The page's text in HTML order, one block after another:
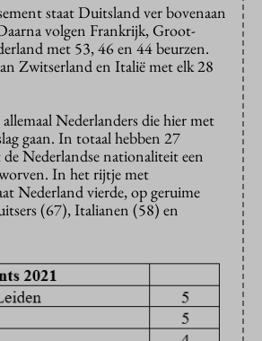
staat Duitsland ver bovenaan
volgen Frankrijk, Groot-
met 53, 46 en 44 beurzen.
Zwitserland en Italië met elk 28
Nederlanders die hier met
gaan. In totaal hebben 27
Nederlandse nationaliteit een
In het rijtje met
Nederland vierde, op geruime
(67), Italianen (58) en